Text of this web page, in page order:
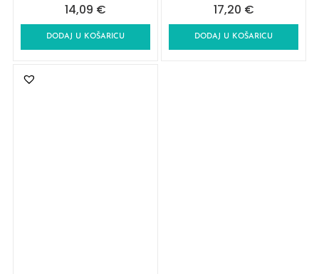
14,09 €
DODAJ U KOŠARICU
17,20 €
DODAJ U KOŠARICU